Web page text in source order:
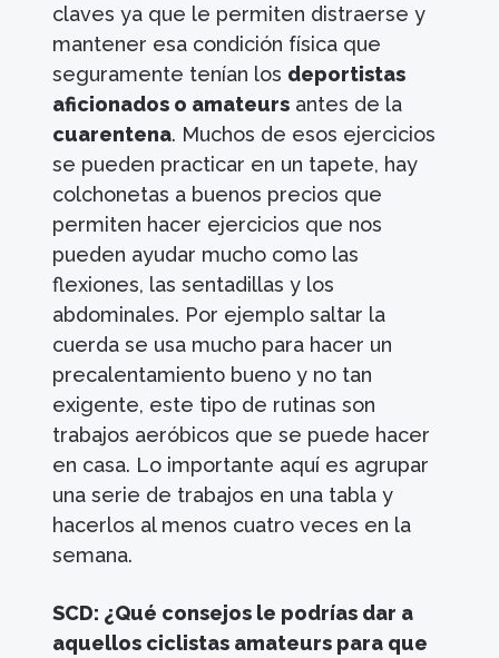
claves ya que le permiten distraerse y
mantener esa condición física que
seguramente tenían los deportistas
aficionados o amateurs antes de la
cuarentena. Muchos de esos ejercicios
se pueden practicar en un tapete, hay
colchonetas a buenos precios que
permiten hacer ejercicios que nos
pueden ayudar mucho como las
flexiones, las sentadillas y los
abdominales. Por ejemplo saltar la
cuerda se usa mucho para hacer un
precalentamiento bueno y no tan
exigente, este tipo de rutinas son
trabajos aeróbicos que se puede hacer
en casa. Lo importante aquí es agrupar
una serie de trabajos en una tabla y
hacerlos al menos cuatro veces en la
semana.
SCD: ¿Qué consejos le podrías dar a
aquellos ciclistas amateurs para que